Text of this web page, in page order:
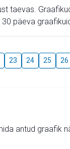
taevas.
päeva
23 24 25 26
antud graafik